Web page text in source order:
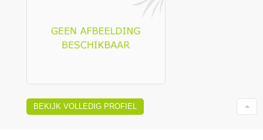
BEKIJK VOLLEDIG PROFIEL